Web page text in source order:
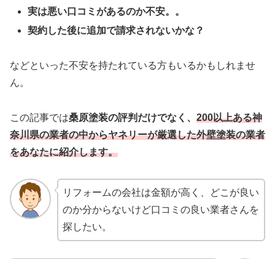
実は悪い口コミがあるのか不安。。
契約した後に追加で請求されないかな？
などといった不安を持たれている方もいるかもしれませ
ん。
この記事では桑原塗装の評判だけでなく、 200以上ある神
奈川県の業者の中からヤネリーが厳選した外壁塗装の業者
をあなたに紹介します。
リフォームの会社は金額が高く、どこが良い
のか分からないけど口コミの良い業者さんを
探したい。